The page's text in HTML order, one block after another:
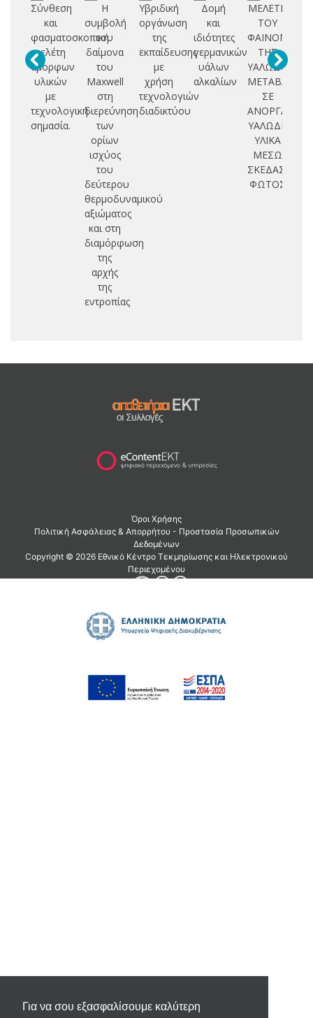
Για να σου εξασφαλίσουμε καλύτερη
Σύνθεση
και
φασματοσκοπική
μελέτη
άμορφων
υλικών
με
τεχνολογική
σημασία.
Η
συμβολή
του
δαίμονα
του
Maxwell
στη
διερεύνηση
των
ορίων
ισχύος
του
δεύτερου
θερμοδυναμικού
αξιώματος
και στη
διαμόρφωση
της
αρχής
της
εντροπίας
Υβριδική
οργάνωση
της
εκπαίδευσης
με
χρήση
τεχνολογιών
διαδικτύου
Δομή
και
ιδιότητες
γερμανικών
υάλων
αλκαλίων
ΜΕΛΕΤΗ
ΤΟΥ
ΤΗΣ
ΥΑΛΩΔΟΥΣ
ΣΕ
ΑΝΟΡΓΑΝΑ
ΥΑΛΩΔΗ
ΥΛΙΚΑ
ΜΕΣΩ
ΣΚΕΔΑΣΗΣ
ΦΩΤΟΣ